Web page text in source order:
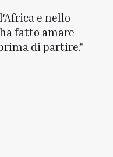
e nello
fatto amare
di partire.